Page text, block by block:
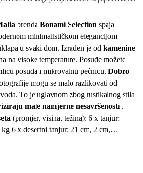
brenda Bonami Selection spaja
minimalističkom elegancijom
u svaki dom. Izrađen je od kamenine
na visoke temperature. Posuđe možete
posuđa i mikrovalnu pećnicu. Dobro
mogu se malo razlikovati od
To je uglavnom zbog rustikalnog stila
male namjerne nesavršenosti .
(promjer, visina, težina): 6 x tanjur:
6 x desertni tanjur: 21 cm, 2 cm,
zbog materijala.